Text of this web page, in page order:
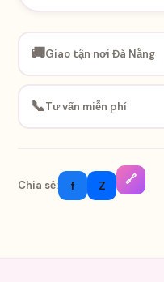
🚚Giao tận nơi Đà Nẵng
📞Tư vấn miễn phí
Chia sẻ: f Z 🔗